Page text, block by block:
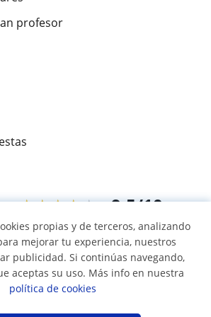
profesor
★★★★★ 9,5/10
opiniones de alumnos
- 2026 Tusclases.co
propias y de terceros, analizando
mejorar tu experiencia, nuestros
publicidad. Si continúas navegando,
aceptas su uso. Más info en nuestra
política de cookies